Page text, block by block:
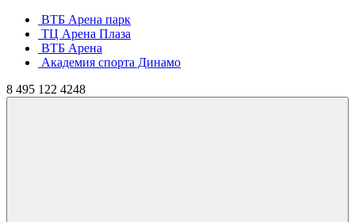
ВТБ Арена парк
ТЦ Арена Плаза
ВТБ Арена
Академия спорта Динамо
8 495 122 4248